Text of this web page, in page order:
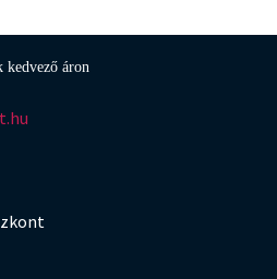
kedvező áron